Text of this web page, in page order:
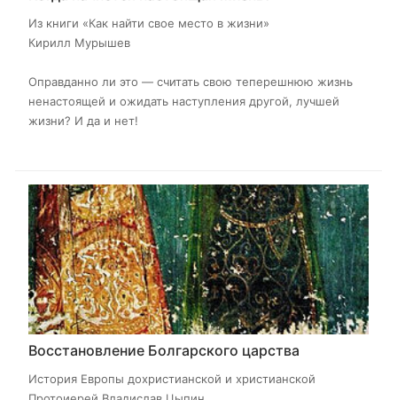
Из книги «Как найти свое место в жизни​»
Кирилл Мурышев
Оправданно ли это — считать свою теперешнюю жизнь
ненастоящей и ожидать наступления другой, лучшей
жизни? И да и нет!
Восстановление Болгарского царства
История Европы дохристианской и христианской